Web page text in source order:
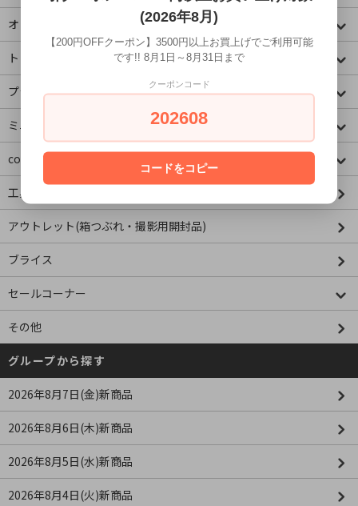
オリジナル
トミカコーナー
プラレールコーナー
ミニチュア&ドールハウス
concombre コンコンブル
工具・資材
アウトレット(箱つぶれ・撮影用開封品)
ブライス
セールコーナー
その他
グループから探す
2026年8月7日(金)新商品
2026年8月6日(木)新商品
2026年8月5日(水)新商品
2026年8月4日(火)新商品
(2026年8月)
【200円OFFクーポン】3500円以上お買上げでご利用可能
です!! 8月1日～8月31日まで
クーポンコード
202608
コードをコピー